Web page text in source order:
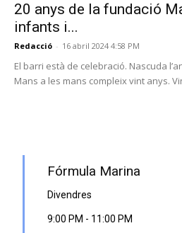
20 anys de la fundació
infants i...
Redacció - 16 abril 2024 4:58 PM
El barri està de celebració. Nascuda
Mans a les mans compleix vint anys.
Fórmula Marina
Divendres
9:00 PM - 11:00 PM